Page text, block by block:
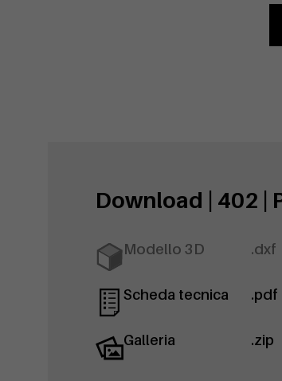
Download | 402 |
Modello 3D .dxf
Scheda tecnica .pdf
Galleria .zip